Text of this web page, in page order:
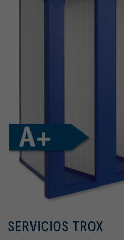
SERVICIOS TROX